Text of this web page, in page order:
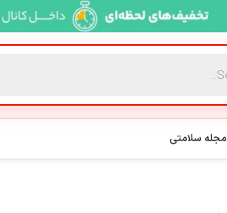
مجله سلامتی